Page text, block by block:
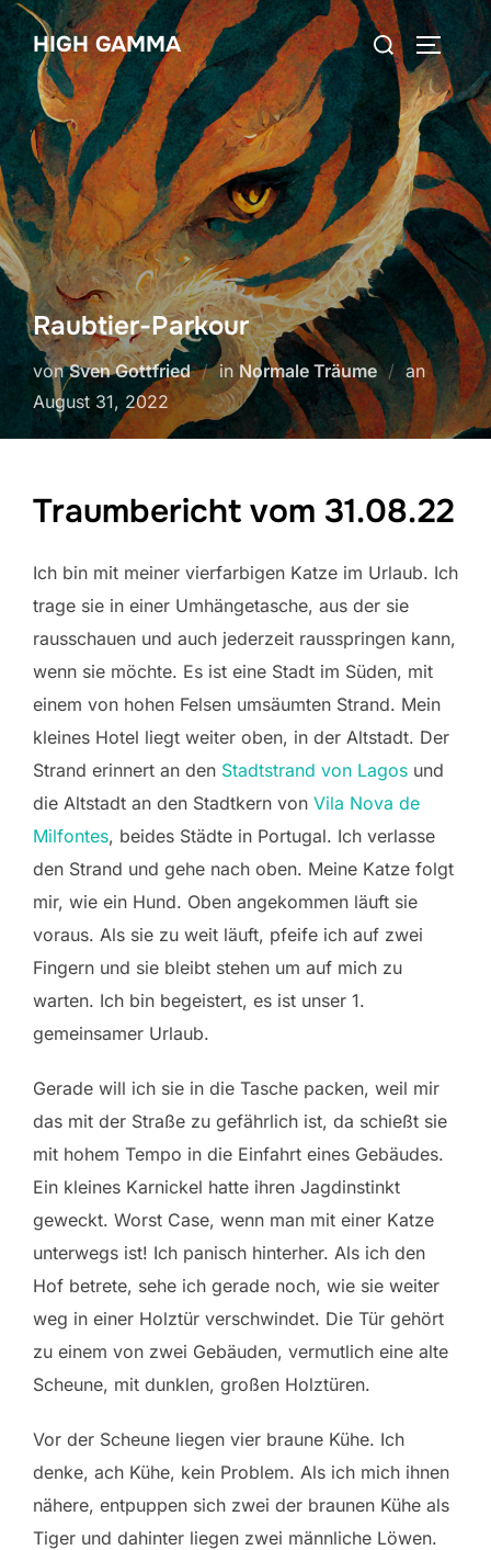
Zum
Inhalt
springen
HIGH GAMMA
Suchen
nach:
Raubtier-Parkour
vonSven Gottfried inNormale Träume an
am
August 31, 2022
Traumbericht vom 31.08.22
Ich bin mit meiner vierfarbigen Katze im Urlaub. Ich
trage sie in einer Umhängetasche, aus der sie
rausschauen und auch jederzeit rausspringen kann,
wenn sie möchte. Es ist eine Stadt im Süden, mit
einem von hohen Felsen umsäumten Strand. Mein
kleines Hotel liegt weiter oben, in der Altstadt. Der
Strand erinnert an den Stadtstrand von Lagos und
die Altstadt an den Stadtkern von Vila Nova de
Milfontes, beides Städte in Portugal. Ich verlasse
den Strand und gehe nach oben. Meine Katze folgt
mir, wie ein Hund. Oben angekommen läuft sie
voraus. Als sie zu weit läuft, pfeife ich auf zwei
Fingern und sie bleibt stehen um auf mich zu
warten. Ich bin begeistert, es ist unser 1.
gemeinsamer Urlaub.
Gerade will ich sie in die Tasche packen, weil mir
das mit der Straße zu gefährlich ist, da schießt sie
mit hohem Tempo in die Einfahrt eines Gebäudes.
Ein kleines Karnickel hatte ihren Jagdinstinkt
geweckt. Worst Case, wenn man mit einer Katze
unterwegs ist! Ich panisch hinterher. Als ich den
Hof betrete, sehe ich gerade noch, wie sie weiter
weg in einer Holztür verschwindet. Die Tür gehört
zu einem von zwei Gebäuden, vermutlich eine alte
Scheune, mit dunklen, großen Holztüren.
Vor der Scheune liegen vier braune Kühe. Ich
denke, ach Kühe, kein Problem. Als ich mich ihnen
nähere, entpuppen sich zwei der braunen Kühe als
Tiger und dahinter liegen zwei männliche Löwen.